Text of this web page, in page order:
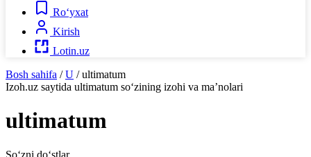
Ro‘yxat
Kirish
Lotin.uz
Bosh sahifa / U / ultimatum
Izoh.uz saytida ultimatum so‘zining izohi va ma’nolari
ultimatum
So‘zni do‘stlar